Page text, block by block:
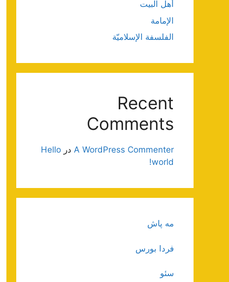
أهل البيت
الإمامة
الفلسفة الإسلاميّة
Recent
Comments
A WordPress Commenter در Hello
world!
مه پاش
فردا بورس
سئو